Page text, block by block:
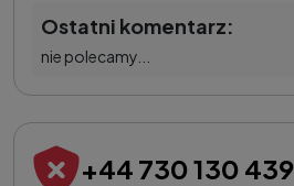
Ostatni komentarz:
nie polecamy...
+44 730 130